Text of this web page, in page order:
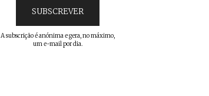
A subscrição é anónima e gera, no máximo,
um e-mail por dia.